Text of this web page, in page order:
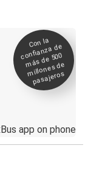
Con la
confianza de
más de 500
millones de
pasajeros